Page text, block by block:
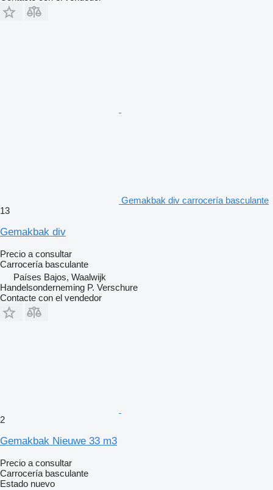
Gemakbak div carrocería basculante
13
Gemakbak div
Precio a consultar
Carrocería basculante
Países Bajos, Waalwijk
Handelsonderneming P. Verschure
Contacte con el vendedor
2
Gemakbak Nieuwe 33 m3
Precio a consultar
Carrocería basculante
Estado nuevo